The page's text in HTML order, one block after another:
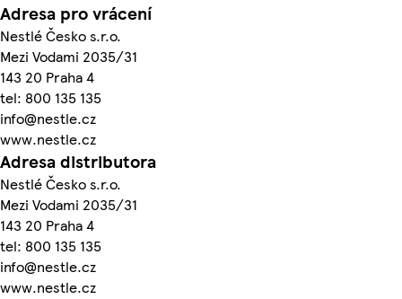
Adresa pro vrácení
Nestlé Česko s.r.o.
Mezi Vodami 2035/31
143 20 Praha 4
tel: 800 135 135
info@nestle.cz
www.nestle.cz
Adresa distributora
Nestlé Česko s.r.o.
Mezi Vodami 2035/31
143 20 Praha 4
tel: 800 135 135
info@nestle.cz
www.nestle.cz